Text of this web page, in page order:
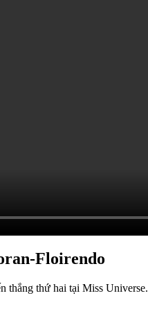
Floirendo
thắng thứ hai tại Miss Universe.